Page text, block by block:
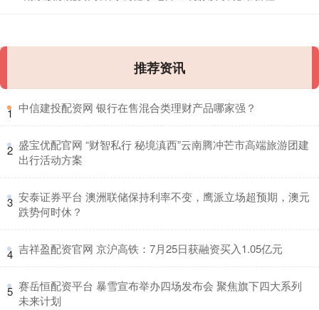
推荐资讯
1 ​中信建投配资网 银行在售混合类理财产品哪家强？
2 ​盛宝优配官网 “财智私行 秘境滇西”云南腾冲芒市高端旅游团建
出行活动方案
3 ​安泰证券平台 澳洲联储保持利率不变，鹰派立场超预期，澳元
跌势何时休？
4 ​吉祥盈配资官网 京沪高铁：7月25日获融资买入1.05亿元
5 ​赛岳恒配资平台 暴雪宣布举办四场发布会 聚焦旗下四大系列
未来计划